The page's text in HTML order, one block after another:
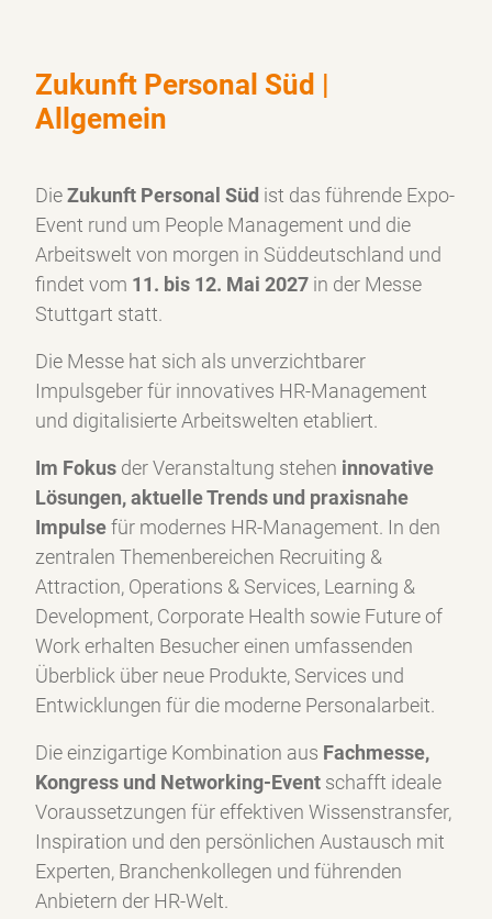
Zukunft Personal Süd |
Allgemein
DieZukunft Personal Süd ist das führende Expo-
Event rund um People Management und die
Arbeitswelt von morgen in Süddeutschland und
findet vom 11. bis 12. Mai 2027 in der Messe
Stuttgart statt.
Die Messe hat sich als unverzichtbarer
Impulsgeber für innovatives HR-Management
und digitalisierte Arbeitswelten etabliert.
Im Fokus der Veranstaltung stehen innovative
Lösungen, aktuelle Trends und praxisnahe
Impulsefür modernes HR-Management. In den
zentralen Themenbereichen Recruiting &
Attraction, Operations & Services, Learning &
Development, Corporate Health sowie Future of
Work erhalten Besucher einen umfassenden
Überblick über neue Produkte, Services und
Entwicklungen für die moderne Personalarbeit.
Die einzigartige Kombination aus Fachmesse,
Kongress und Networking-Event schafft ideale
Voraussetzungen für effektiven Wissenstransfer,
Inspiration und den persönlichen Austausch mit
Experten, Branchenkollegen und führenden
Anbietern der HR-Welt.